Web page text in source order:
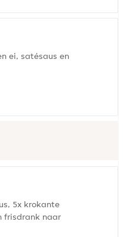
ei, satésaus en
5x krokante
frisdrank naar